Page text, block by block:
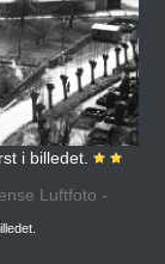
i billedet.
Luftfoto -